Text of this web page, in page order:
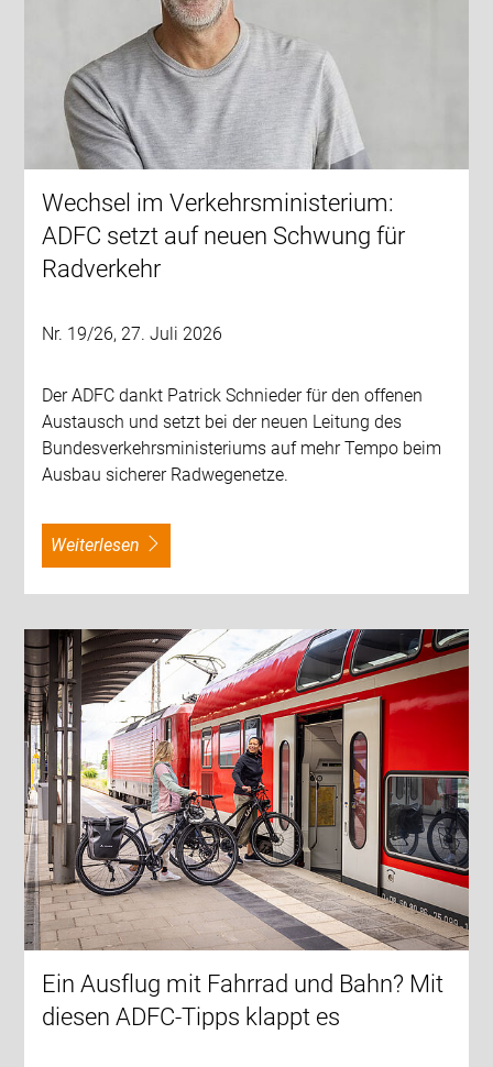
Wechsel im Verkehrsministerium:
ADFC setzt auf neuen Schwung für
Radverkehr
Nr. 19/26, 27. Juli 2026
Der ADFC dankt Patrick Schnieder für den offenen
Austausch und setzt bei der neuen Leitung des
Bundesverkehrsministeriums auf mehr Tempo beim
Ausbau sicherer Radwegenetze.
weiterlesen
Ein Ausflug mit Fahrrad und Bahn? Mit
diesen ADFC-Tipps klappt es